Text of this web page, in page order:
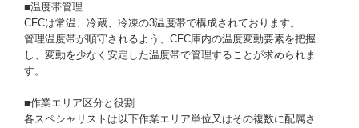
■温度帯管理
CFCは常温、冷蔵、冷凍の3温度帯で構成されております。
管理温度帯が順守されるよう、CFC庫内の温度変動要素を把握
し、変動を少なく安定した温度帯で管理することが求められま
す。
■作業エリア区分と役割
各スペシャリストは以下作業エリア単位又はその複数に配属さ